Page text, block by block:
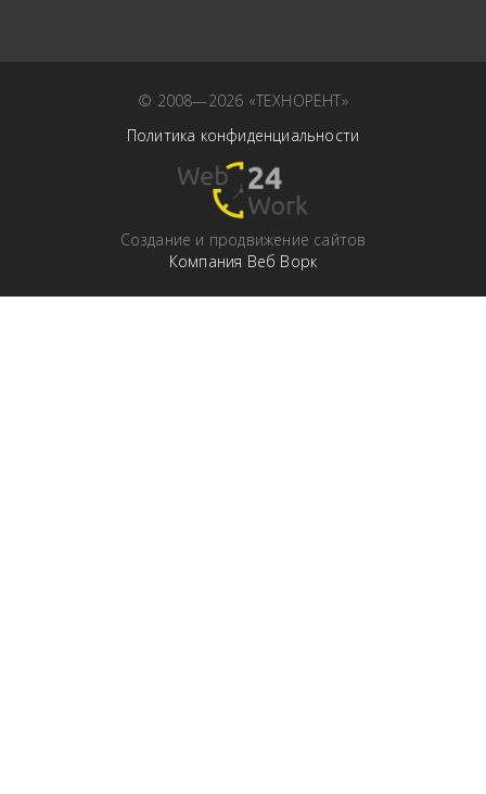
© 2008—2026 «ТЕХНОРЕНТ»
Политика конфиденциальности
Cоздание и продвижение сайтов
Компания Веб Ворк